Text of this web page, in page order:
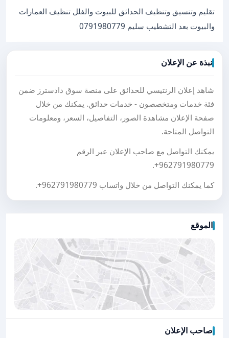
تقليم وتنسيق وتنظيف الحدائق للبيوت والفلل تنظيف العمارات
والبيوت بعد التشطيب سليم 0791980779
نبذة عن الإعلان
شاهد إعلان الرنتيسي للحدائق على منصة سوق دادسترز ضمن
فئة خدمات ومتخصصون - خدمات حدائق. يمكنك من خلال
صفحة الإعلان مشاهدة الصور، التفاصيل، السعر، ومعلومات
التواصل المتاحة.
يمكنك التواصل مع صاحب الإعلان عبر الرقم
+962791980779
.
كما يمكنك التواصل من خلال واتساب +962791980779
.
الموقع
صاحب الإعلان